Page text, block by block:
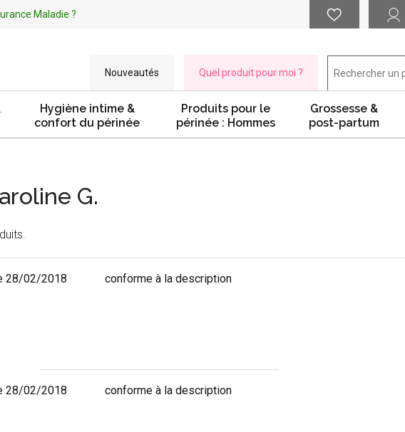
Maladie ?
Nouveautés Quel produit pour moi ?
Hygiène intime &
confort du périnée
Produits pour le
périnée : Hommes
Grossesse &
post-partum
G.
28/02/2018 conforme à la description
28/02/2018 conforme à la description